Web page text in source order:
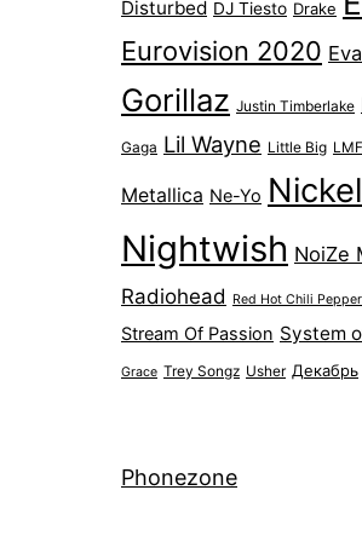
Disturbed DJ Tiesto Drake
Eurovision 2020
Gorillaz Justin Timberlake
Gaga Lil Wayne Little Big
Metallica Ne-Yo
Nightwish NoiZe
Radiohead Red Hot Chili
Stream Of Passion System
Grace Trey Songz Usher Декабрь
Phonezone